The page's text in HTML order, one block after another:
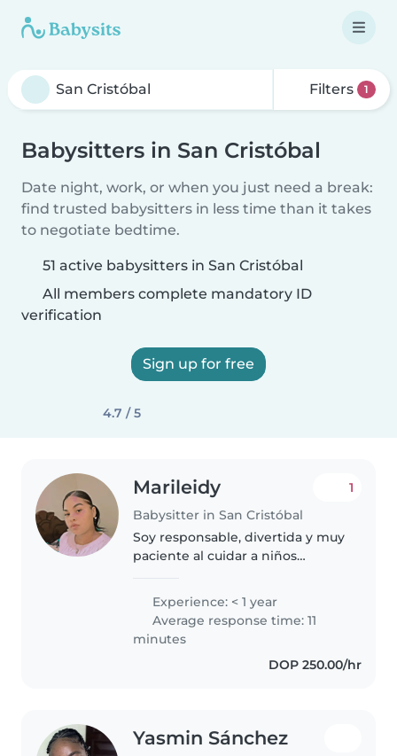
Filters 1
Babysitters in San Cristóbal
Date night, work, or when you just need a break:
find trusted babysitters in less time than it takes
to negotiate bedtime.
51 active babysitters in San Cristóbal
All members complete mandatory ID
verification
Sign up for free
4.7 / 5
Marileidy
Babysitter in San Cristóbal
1
Soy responsable, divertida y muy
paciente al cuidar a niños
crear un ambiente divertido.
¡Puedes contactarme para
cualquier necesidad
Experience: < 1 year
Average response time: 11
minutes
DOP 250.00/hr
Yasmin Sánchez